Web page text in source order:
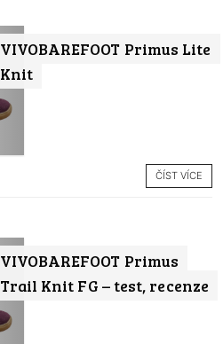
VIVOBAREFOOT Primus Lite
Knit
ČÍST VÍCE
VIVOBAREFOOT Primus
Trail Knit FG – test, recenze